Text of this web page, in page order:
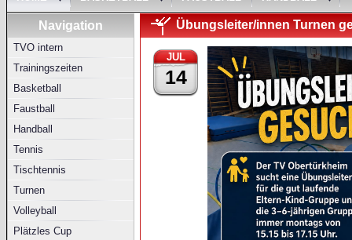
Navigation
TVO intern
Trainingszeiten
Basketball
Faustball
Handball
Tennis
Tischtennis
Turnen
Volleyball
Plätzles Cup
Übungsleiter/innen Turnen
JUL
14